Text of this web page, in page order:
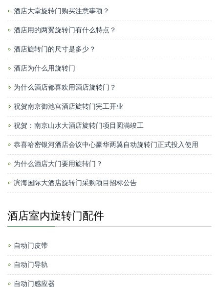
酒店大堂旋转门购买注意事项？
酒店用的两翼旋转门有什么特点？
酒店旋转门的尺寸是多少？
酒店为什么用旋转门
为什么酒店都喜欢用酒店旋转门？
祝贺南京御池宫酒店旋转门完工开业
祝贺：南京山水大酒店旋转门项目圆满竣工
恭喜哈密银河酒店会议中心豪华两翼自动旋转门正式投入使用
为什么酒店大门要用旋转门？
滨海国际大酒店旋转门采购项目招标公告
酒店室内旋转门配件
自动门皮带
自动门导轨
自动门感应器